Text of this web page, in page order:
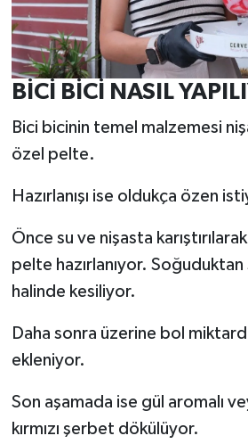
BİCİ BİCİ NASIL
Bici bicinin temel malzemesi
özel pelte.
Hazırlanışı ise oldukça özen
Önce su ve nişasta
pelte hazırlanıyor.
halinde kesiliyor.
Daha sonra üzerine bol
ekleniyor.
Son aşamada ise gül aromalı
kırmızı şerbet dökülüyor.